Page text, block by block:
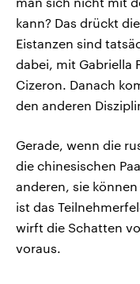
kann? Das drückt
Eistanzen sind
dabei, mit Gabriella
Cizeron. Danach
den anderen
Gerade, wenn die
die chinesischen
anderen, sie
ist das
wirft die Schatten
voraus.